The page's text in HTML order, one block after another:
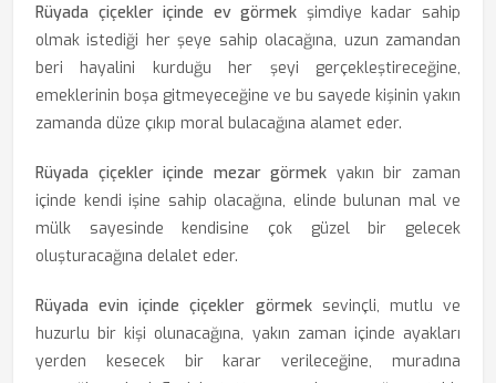
Rüyada çiçekler içinde ev görmek şimdiye kadar sahip
olmak istediği her şeye sahip olacağına, uzun zamandan
beri hayalini kurduğu her şeyi gerçekleştireceğine,
emeklerinin boşa gitmeyeceğine ve bu sayede kişinin yakın
zamanda düze çıkıp moral bulacağına alamet eder.
Rüyada çiçekler içinde mezar görmek yakın bir zaman
içinde kendi işine sahip olacağına, elinde bulunan mal ve
mülk sayesinde kendisine çok güzel bir gelecek
oluşturacağına delalet eder.
Rüyada evin içinde çiçekler görmeksevinçli, mutlu ve
huzurlu bir kişi olunacağına, yakın zaman içinde ayakları
yerden kesecek bir karar verileceğine, muradına